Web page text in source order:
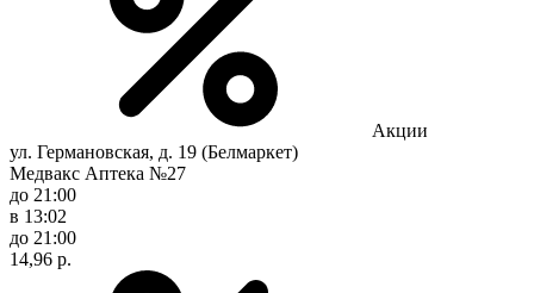
Акции
ул. Германовская, д. 19 (Белмаркет)
Медвакс Аптека №27
до 21:00
в 13:02
до 21:00
14,96 р.